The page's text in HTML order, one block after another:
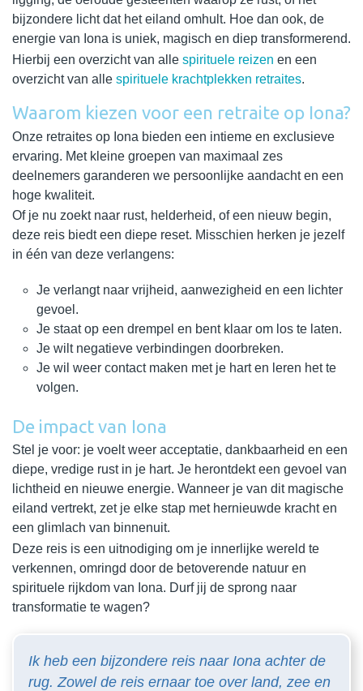
bijzondere licht dat het eiland omhult. Hoe dan ook, de
energie van Iona is uniek, magisch en diep transformerend.
Hierbij een overzicht van alle spirituele reizen en een
overzicht van alle spirituele krachtplekken retraites.
Waarom kiezen voor een retraite op Iona?
Onze retraites op Iona bieden een intieme en exclusieve
ervaring. Met kleine groepen van maximaal zes
deelnemers garanderen we persoonlijke aandacht en een
hoge kwaliteit.
Of je nu zoekt naar rust, helderheid, of een nieuw begin,
deze reis biedt een diepe reset. Misschien herken je jezelf
in één van deze verlangens:
Je verlangt naar vrijheid, aanwezigheid en een lichter
gevoel.
Je staat op een drempel en bent klaar om los te laten.
Je wilt negatieve verbindingen doorbreken.
Je wil weer contact maken met je hart en leren het te
volgen.
De impact van Iona
Stel je voor: je voelt weer acceptatie, dankbaarheid en een
diepe, vredige rust in je hart. Je herontdekt een gevoel van
lichtheid en nieuwe energie. Wanneer je van dit magische
eiland vertrekt, zet je elke stap met hernieuwde kracht en
een glimlach van binnenuit.
Deze reis is een uitnodiging om je innerlijke wereld te
verkennen, omringd door de betoverende natuur en
spirituele rijkdom van Iona. Durf jij de sprong naar
transformatie te wagen?
Ik heb een bijzondere reis naar Iona achter de
rug. Zowel de reis ernaar toe over land, zee en